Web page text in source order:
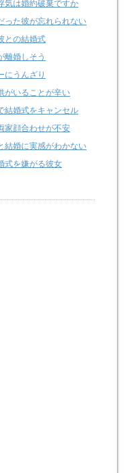
気は婚約破棄ですか
った彼が忘れられない
との結婚式
離婚しそう
にうんざり
がいることが辛い
結婚式をキャンセル
家顔合わせが不安
結婚に実感がわかない
式を嫌がる彼女